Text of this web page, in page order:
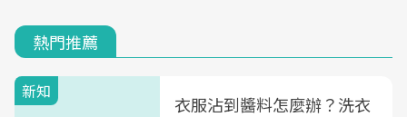
熱門推薦
新知
衣服沾到醬料怎麼辦？洗衣